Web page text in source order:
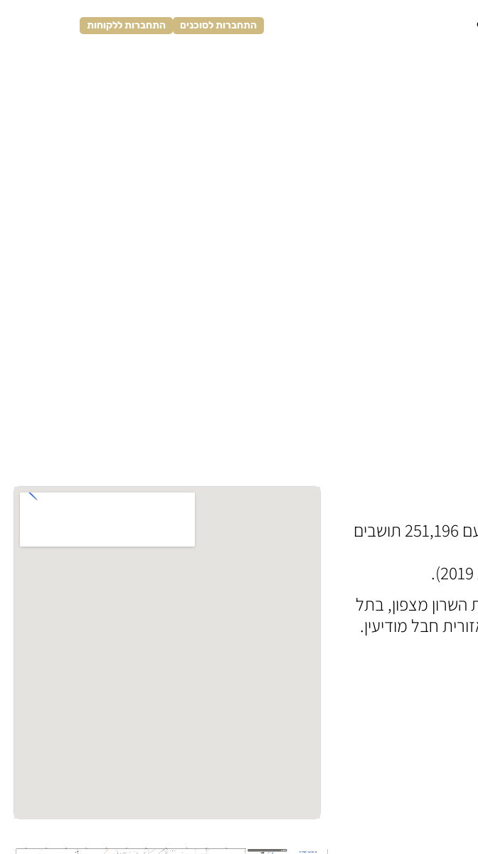
התחברות לסוכנים התחברות ללקוחות
מכונה “אֵם הַמּוֹשָׁבוֹת”, עיר במחוז המרכז בישראל, החמישית באוכלוסייתה עם 251,196 תושבים
בהוד השרון ורמת השרון מצפון, בתל
חבל מודיעין.